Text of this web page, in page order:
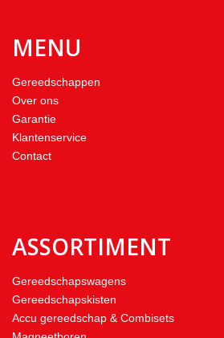
MENU
Gereedschappen
Over ons
Garantie
Klantenservice
Contact
ASSORTIMENT
Gereedschapswagens
Gereedschapskisten
Accu gereedschap & Combisets